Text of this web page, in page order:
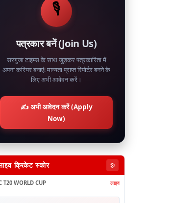
🎙️
पत्रकार बनें (Join Us)
सरगुजा टाइम्स के साथ जुड़कर पत्रकारिता में
अपना करियर बनाएं! मान्यता प्राप्त रिपोर्टर बनने के
लिए अभी आवेदन करें।
✍️ अभी आवेदन करें (Apply
Now)
क्रिकेट स्कोर ⚙️
T20 WORLD CUP लाइव